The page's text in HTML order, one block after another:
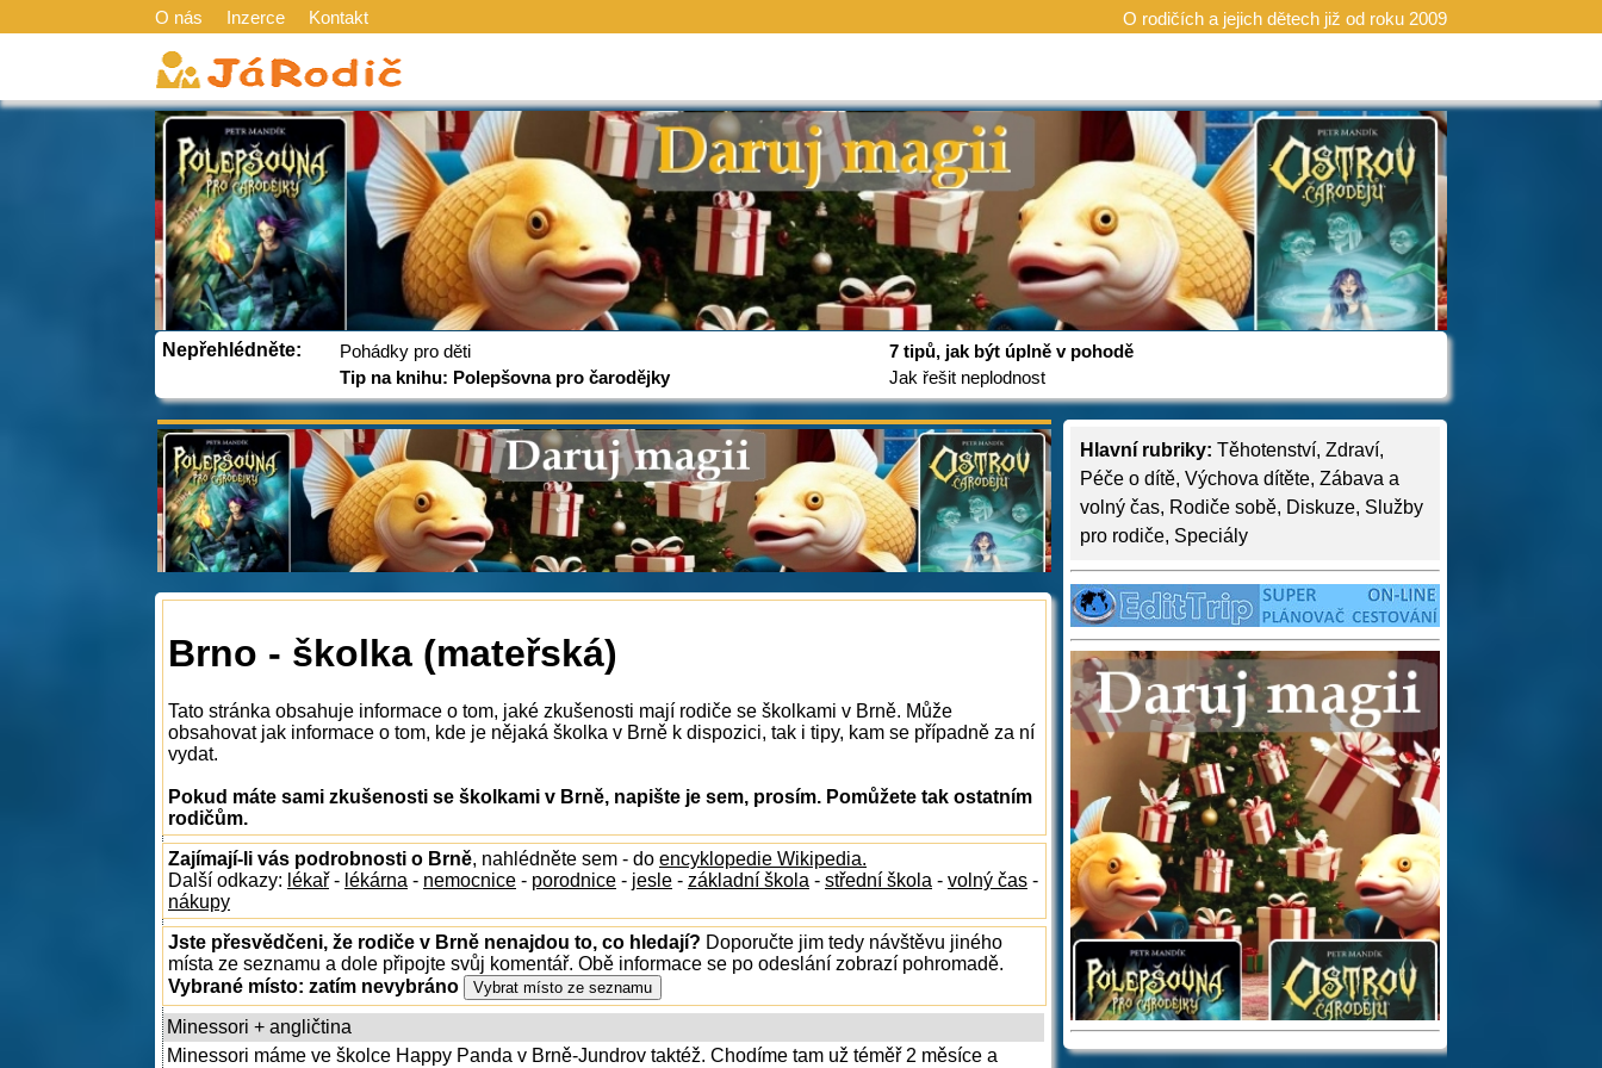
O nás Inzerce Kontakt O rodičích a jejich dětech již od roku 2009
Nepřehlédněte:
Pohádky pro děti
Tip na knihu: Polepšovna pro čarodějky
7 tipů, jak být úplně v pohodě
Jak řešit neplodnost
Hlavní rubriky: Těhotenství, Zdraví,
Péče o dítě, Výchova dítěte, Zábava a
volný čas, Rodiče sobě, Diskuze, Služby
pro rodiče, Speciály
Brno - školka (mateřská)
Tato stránka obsahuje informace o tom, jaké zkušenosti mají rodiče se školkami v Brně. Může
obsahovat jak informace o tom, kde je nějaká školka v Brně k dispozici, tak i tipy, kam se případně za ní
vydat.
Pokud máte sami zkušenosti se školkami v Brně, napište je sem, prosím. Pomůžete tak ostatním
rodičům.
Zajímají-li vás podrobnosti o Brně, nahlédněte sem - do encyklopedie Wikipedia.
Další odkazy: lékař - lékárna - nemocnice - porodnice - jesle - základní škola - střední škola - volný čas -
nákupy
Jste přesvědčeni, že rodiče v Brně nenajdou to, co hledají? Doporučte jim tedy návštěvu jiného
místa ze seznamu a dole připojte svůj komentář. Obě informace se po odeslání zobrazí pohromadě.
Vybrané místo: zatím nevybráno
Minessori + angličtina
Minessori máme ve školce Happy Panda v Brně-Jundrov taktéž. Chodíme tam už téměř 2 měsíce a